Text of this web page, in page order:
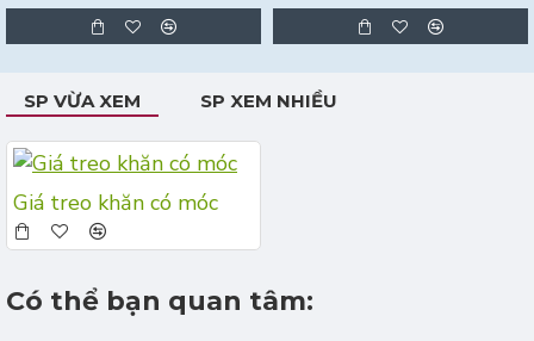
SP VỪA XEM SP XEM NHIỀU
Giá treo khăn có móc
Có thể bạn quan tâm: